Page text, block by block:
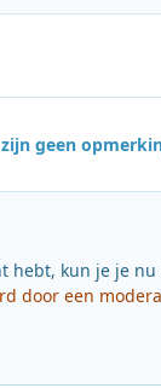
zijn geen
hebt, kun je je nu
door een